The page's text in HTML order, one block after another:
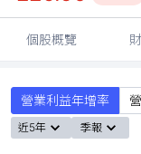
個股概覽
營業利益年增率
近5年 季報